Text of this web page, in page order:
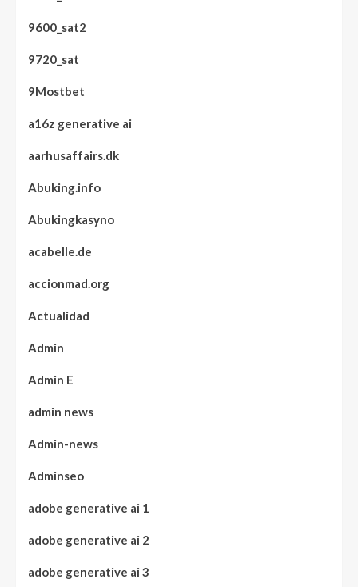
9600_sat2
9720_sat
9Mostbet
a16z generative ai
aarhusaffairs.dk
Abuking.info
Abukingkasyno
acabelle.de
accionmad.org
Actualidad
Admin
Admin E
admin news
Admin-news
Adminseo
adobe generative ai 1
adobe generative ai 2
adobe generative ai 3